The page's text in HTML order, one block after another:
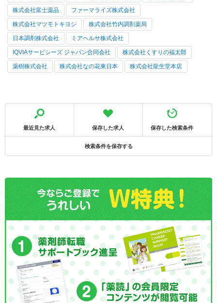
株式会社富士薬品 ファーマライズ株式会社
株式会社マツモトキヨシ 株式会社竹内調剤薬局
日本調剤株式会社 ミアヘルサ株式会社
IQVIAサービシーズ ジャパン合同会社 株式会社くすりの福太郎
薬樹株式会社 株式会社なの花東日本 株式会社龍生堂本店
最近見た求人 保存した求人 保存した検索条件
検索条件を保存する